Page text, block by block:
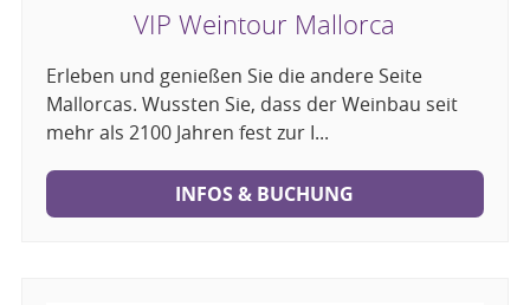
VIP Weintour Mallorca
Erleben und genießen Sie die andere Seite
Mallorcas. Wussten Sie, dass der Weinbau seit
mehr als 2100 Jahren fest zur I...
INFOS & BUCHUNG